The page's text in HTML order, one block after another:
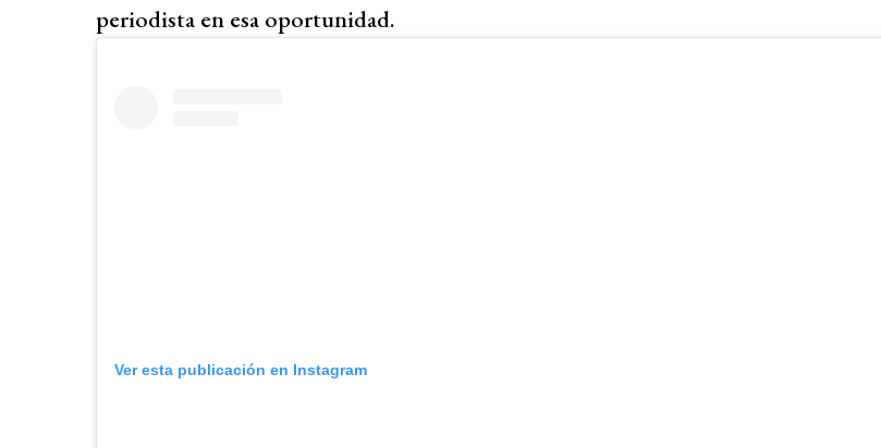
periodista en esa oportunidad.
Ver esta publicación en Instagram